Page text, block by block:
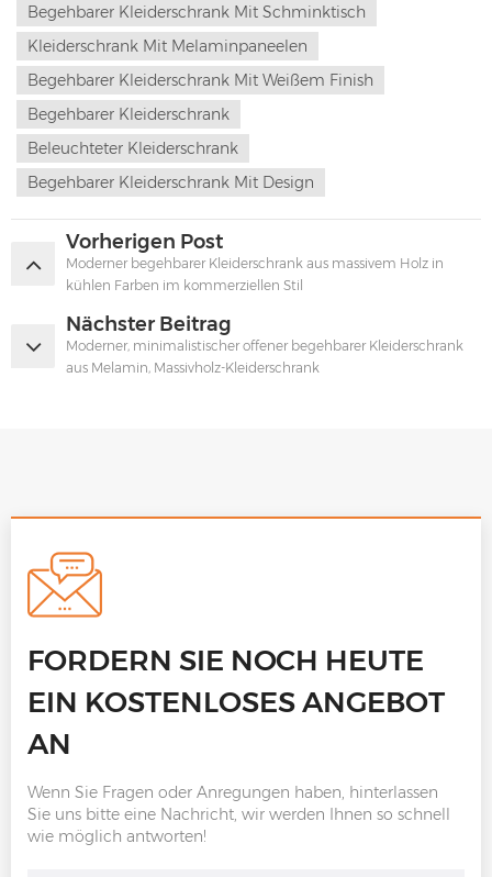
Begehbarer Kleiderschrank Mit Schminktisch
Kleiderschrank Mit Melaminpaneelen
Begehbarer Kleiderschrank Mit Weißem Finish
Begehbarer Kleiderschrank
Beleuchteter Kleiderschrank
Begehbarer Kleiderschrank Mit Design
Vorherigen Post
Moderner begehbarer Kleiderschrank aus massivem Holz in
kühlen Farben im kommerziellen Stil
Nächster Beitrag
Moderner, minimalistischer offener begehbarer Kleiderschrank
aus Melamin, Massivholz-Kleiderschrank
FORDERN SIE NOCH HEUTE
EIN KOSTENLOSES ANGEBOT
AN
Wenn Sie Fragen oder Anregungen haben, hinterlassen
Sie uns bitte eine Nachricht, wir werden Ihnen so schnell
wie möglich antworten!